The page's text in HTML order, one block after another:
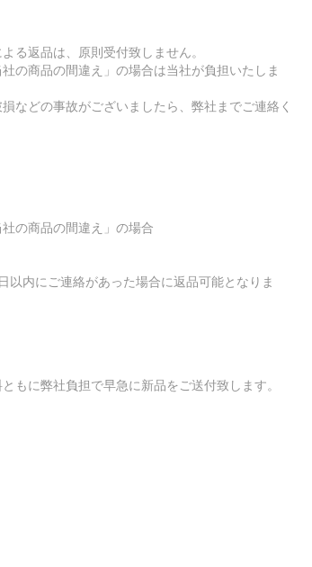
る返品は、原則受付致しません。
社の商品の間違え」の場合は当社が負担いたしま
などの事故がございましたら、弊社までご連絡く
社の商品の間違え」の場合
以内にご連絡があった場合に返品可能となりま
もに弊社負担で早急に新品をご送付致します。